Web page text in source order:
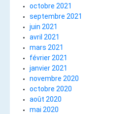
octobre 2021
septembre 2021
juin 2021
avril 2021
mars 2021
février 2021
janvier 2021
novembre 2020
octobre 2020
août 2020
mai 2020